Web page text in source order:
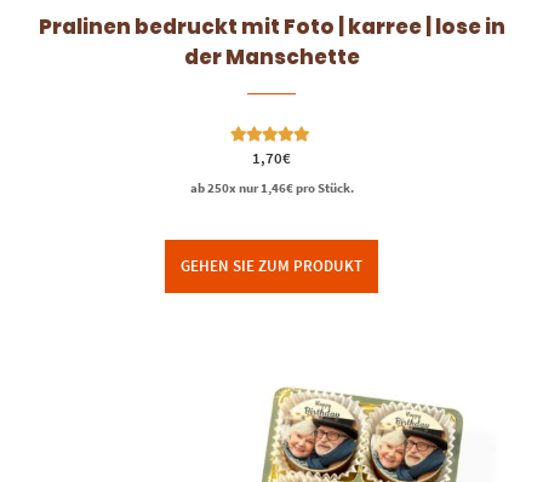
Pralinen bedruckt mit Foto | karree | lose in
der Manschette
Bewertet mit
5.00
von 5
1,70€
ab 250x nur1,46€pro Stück.
GEHEN SIE ZUM PRODUKT